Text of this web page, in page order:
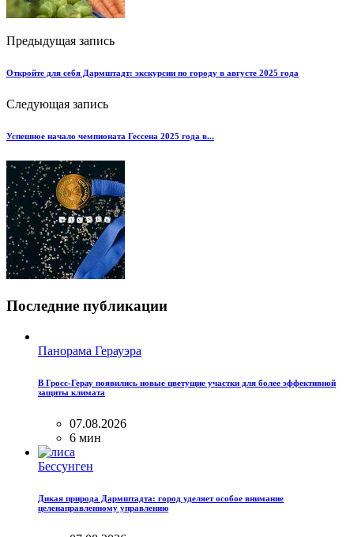
Предыдущая запись
Откройте для себя Дармштадт: экскурсии по городу в августе 2025 года
Следующая запись
Успешное начало чемпионата Гессена 2025 года в...
Последние публикации
Панорама Герауэра
В Гросс-Герау появились новые цветущие участки для более эффективной
защиты климата
07.08.2026
6 мин
Бессунген
Дикая природа Дармштадта: город уделяет особое внимание
целенаправленному управлению